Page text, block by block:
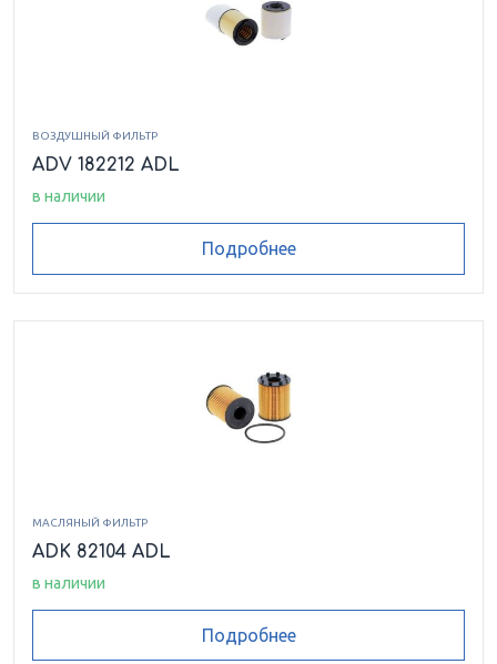
ВОЗДУШНЫЙ ФИЛЬТР
ADV 182212 ADL
в наличии
Подробнее
МАСЛЯНЫЙ ФИЛЬТР
ADK 82104 ADL
в наличии
Подробнее